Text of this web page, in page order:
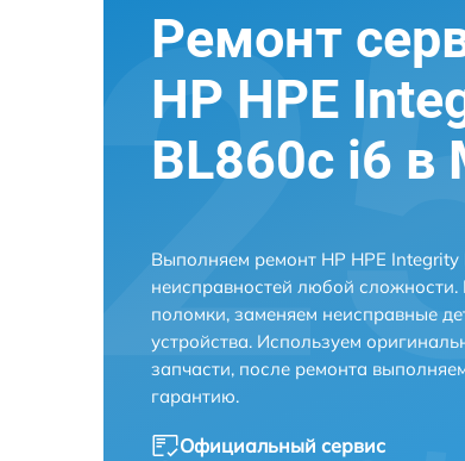
Ремонт
HP HPE
BL860c i6 в
Выполняем ремонт HP HPE
неисправностей любой
поломки, заменяем неисправные
устройства. Используем
запчасти, после ремонта
гарантию.
Официальный сервис